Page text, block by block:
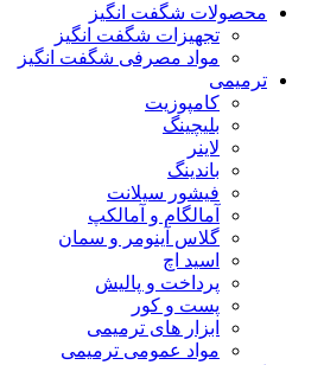
محصولات شگفت انگیز
تجهیزات شگفت انگیز
مواد مصرفی شگفت انگیز
ترمیمی
کامپوزیت
بلیچینگ
لاینر
باندینگ
فیشور سیلانت
آمالگام و آمالکپ
گلاس آینومر و سمان
اسید اچ
پرداخت و پالیش
پست و کور
ابزار های ترمیمی
مواد عمومی ترمیمی